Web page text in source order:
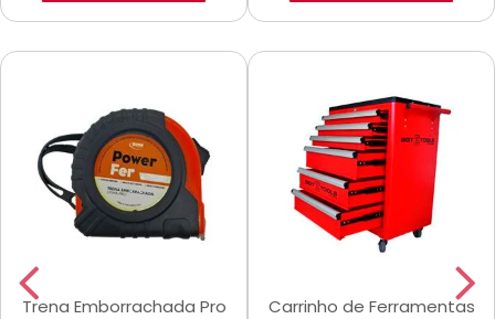
Trena Emborrachada Pro
Carrinho de Ferramentas